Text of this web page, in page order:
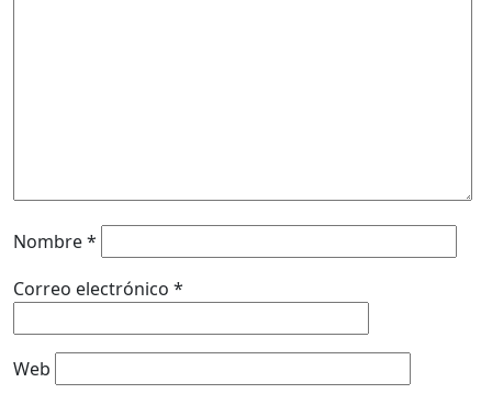
Nombre*
Correo electrónico *
Web